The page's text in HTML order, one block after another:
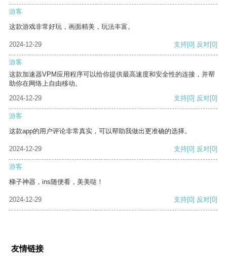
游客
这款游戏非常好玩，画面精美，玩法丰富。
2024-12-29 支持[0] 反对[0]
游客
这款加速器VPM应用程序可以给你提供最高速度和安全性的连接，并帮
助你在网络上自由移动。
2024-12-29
支持[0] 反对[0]
游客
这款app的用户评论非常真实，可以帮助我做出更准确的选择。
2024-12-29 支持[0] 反对[0]
游客
梯子神器，ins随便看，美美哒！
2024-12-29 支持[0] 反对[0]
友情链接